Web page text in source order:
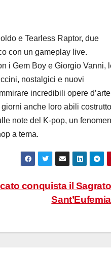
e Tearless Raptor, due
con un gameplay live.
i Gem Boy e Giorgio Vanni,
nostalgici e nuovi
incredibili opere
anche loro abili
note del K-pop, un
a tema.
conquista il
Sant’Eufemia